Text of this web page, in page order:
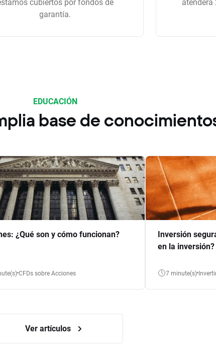
garantía.
EDUCACIÓN
base de
¿Qué son y cómo funcionan?
CFDs sobre Acciones
Inversión
en la inversión?
7 minute(s)
Ver artículos